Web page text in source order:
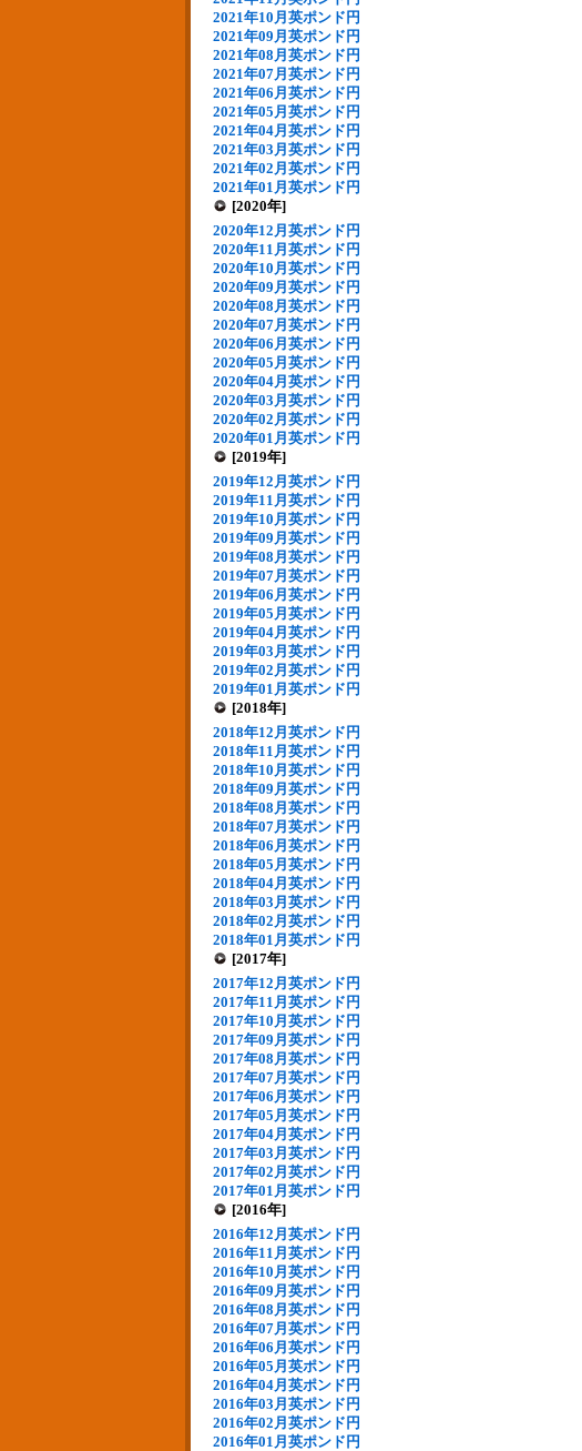
2021年10月英ポンド円
2021年09月英ポンド円
2021年08月英ポンド円
2021年07月英ポンド円
2021年06月英ポンド円
2021年05月英ポンド円
2021年04月英ポンド円
2021年03月英ポンド円
2021年02月英ポンド円
2021年01月英ポンド円
[2020年]
2020年12月英ポンド円
2020年11月英ポンド円
2020年10月英ポンド円
2020年09月英ポンド円
2020年08月英ポンド円
2020年07月英ポンド円
2020年06月英ポンド円
2020年05月英ポンド円
2020年04月英ポンド円
2020年03月英ポンド円
2020年02月英ポンド円
2020年01月英ポンド円
[2019年]
2019年12月英ポンド円
2019年11月英ポンド円
2019年10月英ポンド円
2019年09月英ポンド円
2019年08月英ポンド円
2019年07月英ポンド円
2019年06月英ポンド円
2019年05月英ポンド円
2019年04月英ポンド円
2019年03月英ポンド円
2019年02月英ポンド円
2019年01月英ポンド円
[2018年]
2018年12月英ポンド円
2018年11月英ポンド円
2018年10月英ポンド円
2018年09月英ポンド円
2018年08月英ポンド円
2018年07月英ポンド円
2018年06月英ポンド円
2018年05月英ポンド円
2018年04月英ポンド円
2018年03月英ポンド円
2018年02月英ポンド円
2018年01月英ポンド円
[2017年]
2017年12月英ポンド円
2017年11月英ポンド円
2017年10月英ポンド円
2017年09月英ポンド円
2017年08月英ポンド円
2017年07月英ポンド円
2017年06月英ポンド円
2017年05月英ポンド円
2017年04月英ポンド円
2017年03月英ポンド円
2017年02月英ポンド円
2017年01月英ポンド円
[2016年]
2016年12月英ポンド円
2016年11月英ポンド円
2016年10月英ポンド円
2016年09月英ポンド円
2016年08月英ポンド円
2016年07月英ポンド円
2016年06月英ポンド円
2016年05月英ポンド円
2016年04月英ポンド円
2016年03月英ポンド円
2016年02月英ポンド円
2016年01月英ポンド円